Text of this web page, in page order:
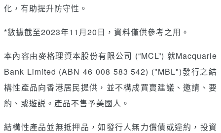
化，有助提升防守性。
*數據截至2023年11月20日，資料僅供參考之用。
本內容由麥格理資本股份有限公司 (“MCL”) 就Macquarie
Bank Limited (ABN 46 008 583 542) ("MBL")發行之結
構性產品向香港居民提供，並不構成買賣建議、邀請、要
約、或遊説。產品不售予美國人。
結構性產品並無抵押品，如發行人無力償債或違約，投資